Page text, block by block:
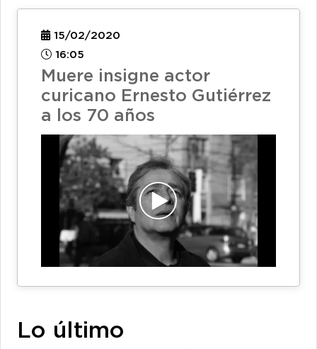
15/02/2020
16:05
Muere insigne actor
curicano Ernesto Gutiérrez
a los 70 años
Lo último